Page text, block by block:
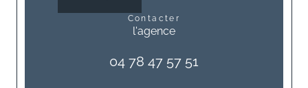
contacter
l'agence
04 78 47 57 51